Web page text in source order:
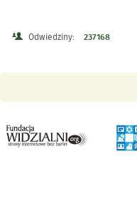
Odwiedziny: 237168
Menu Stopka